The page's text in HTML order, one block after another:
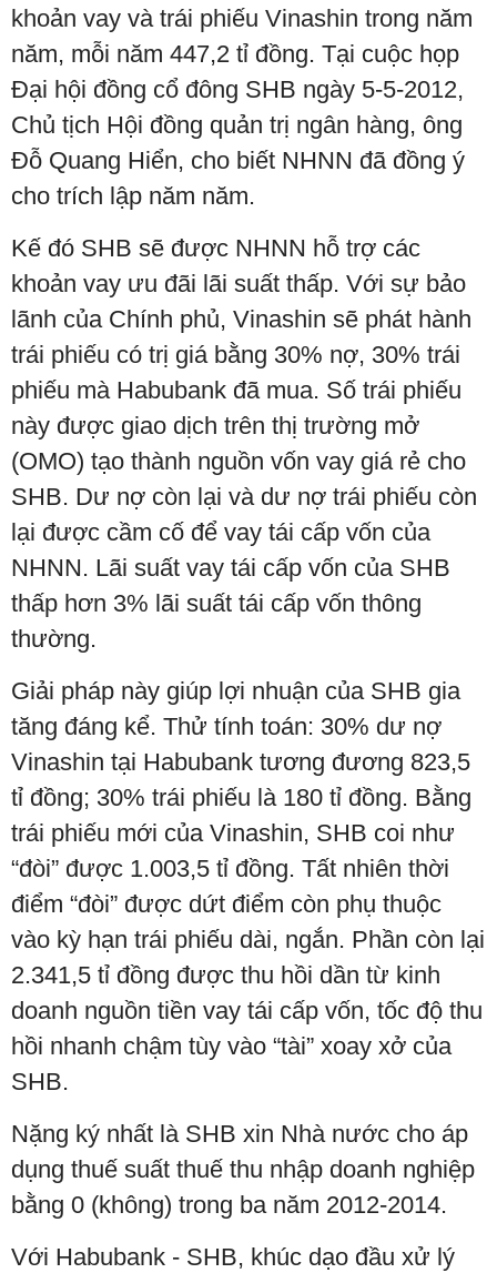
khoản vay và trái phiếu Vinashin trong năm
năm, mỗi năm 447,2 tỉ đồng. Tại cuộc họp
Đại hội đồng cổ đông SHB ngày 5-5-2012,
Chủ tịch Hội đồng quản trị ngân hàng, ông
Đỗ Quang Hiển, cho biết NHNN đã đồng ý
cho trích lập năm năm.
Kế đó SHB sẽ được NHNN hỗ trợ các
khoản vay ưu đãi lãi suất thấp. Với sự bảo
lãnh của Chính phủ, Vinashin sẽ phát hành
trái phiếu có trị giá bằng 30% nợ, 30% trái
phiếu mà Habubank đã mua. Số trái phiếu
này được giao dịch trên thị trường mở
(OMO) tạo thành nguồn vốn vay giá rẻ cho
SHB. Dư nợ còn lại và dư nợ trái phiếu còn
lại được cầm cố để vay tái cấp vốn của
NHNN. Lãi suất vay tái cấp vốn của SHB
thấp hơn 3% lãi suất tái cấp vốn thông
thường.
Giải pháp này giúp lợi nhuận của SHB gia
tăng đáng kể. Thử tính toán: 30% dư nợ
Vinashin tại Habubank tương đương 823,5
tỉ đồng; 30% trái phiếu là 180 tỉ đồng. Bằng
trái phiếu mới của Vinashin, SHB coi như
“đòi” được 1.003,5 tỉ đồng. Tất nhiên thời
điểm “đòi” được dứt điểm còn phụ thuộc
vào kỳ hạn trái phiếu dài, ngắn. Phần còn lại
2.341,5 tỉ đồng được thu hồi dần từ kinh
doanh nguồn tiền vay tái cấp vốn, tốc độ thu
hồi nhanh chậm tùy vào “tài” xoay xở của
SHB.
Nặng ký nhất là SHB xin Nhà nước cho áp
dụng thuế suất thuế thu nhập doanh nghiệp
bằng 0 (không) trong ba năm 2012-2014.
Với Habubank - SHB, khúc dạo đầu xử lý